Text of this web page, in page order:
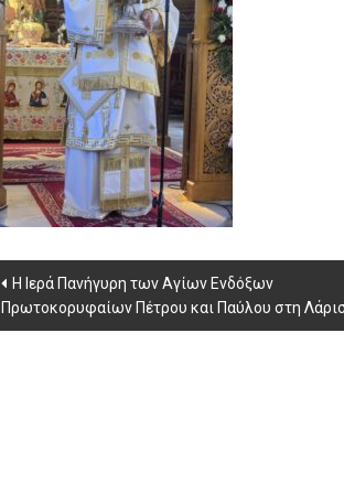
Post
navigation
Η Ιερά Πανήγυρη των Αγίων Ενδόξων
Πρωτοκορυφαίων Πέτρου και Παύλου στη